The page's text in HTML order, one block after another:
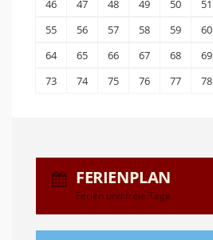
46
47 48 49 50 51
55
56 57 58 59 60
64
65 66 67 68 69
73
74 75 76 77 78
FERIENPLAN
Ferien und freie Tage